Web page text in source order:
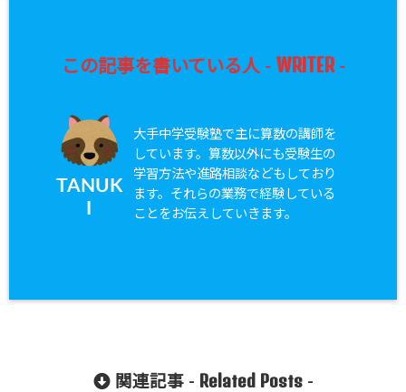
この記事を書いている人 - WRITER-
TANUK
大手中学受験塾で主に算数の講師を
しています。算数以外にも受験生の
学習方法や進路相談などもしており
ます。それらの業務で経験している
ことをお伝えしていきます。
関連記事 - Related Posts-